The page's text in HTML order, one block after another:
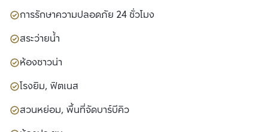
การรักษาความปลอดภัย 24 ชั่วโมง
สระว่ายน้ำ
ห้องซาวน่า
โรงยิม, ฟิตเนส
สวนหย่อม, พื้นที่จัดบาร์บีคิว